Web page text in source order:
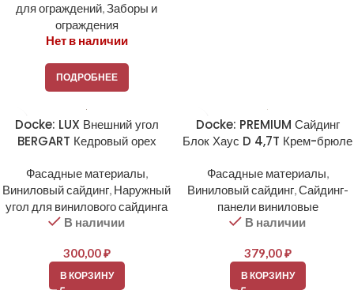
для ограждений,Заборы и
ограждения
Нет в наличии
ПОДРОБНЕЕ
Docke: LUX Внешний угол
BERGART Кедровый орех
Фасадные материалы,
Виниловый сайдинг, Наружный
угол для винилового сайдинга
В наличии
300,00₽
В КОРЗИНУ
Docke: PREMIUM Сайдинг
Блок Хаус D 4,7T Крем-брюле
Фасадные материалы,
Виниловый сайдинг,Сайдинг-
панели виниловые
В наличии
379,00₽
В КОРЗИНУ